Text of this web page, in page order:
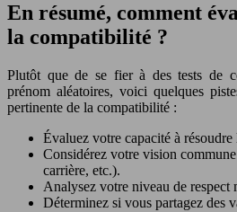
En résumé, comment
la compatibilité ?
Plutôt que de se fier à des tests de
prénom aléatoires, voici quelques
pertinente de la compatibilité :
Évaluez votre capacité à
Considérez votre vision
carrière, etc.).
Analysez votre niveau de respect
Déterminez si vous partagez des